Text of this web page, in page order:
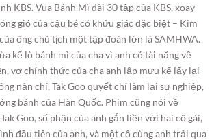
KBS. Vua Bánh Mì dài 30 tập của KBS, xoay
gió của cậu bé có khứu giác đặc biệt – Kim
ông chủ tịch một tập đoàn lớn là SAMHWA.
kế lò bánh mì của cha vì anh có tài năng về
vợ chính thức của cha anh lập mưu kế lấy lại
nản chí, Tak Goo quyết chí làm lại sự nghiệp,
bánh của Hàn Quốc. Phim cũng nói về
Goo, số phận của anh gắn liền với hai cô gái,
đầu tiên của anh, và một cô cùng anh trải qua